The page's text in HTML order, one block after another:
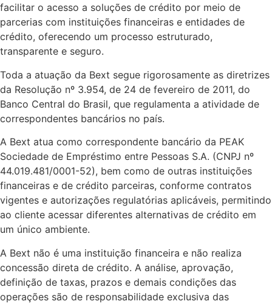
facilitar o acesso a soluções de crédito por meio de
parcerias com instituições financeiras e entidades de
crédito, oferecendo um processo estruturado,
transparente e seguro.
Toda a atuação da Bext segue rigorosamente as diretrizes
da Resolução nº 3.954, de 24 de fevereiro de 2011, do
Banco Central do Brasil, que regulamenta a atividade de
correspondentes bancários no país.
A Bext atua como correspondente bancário da PEAK
Sociedade de Empréstimo entre Pessoas S.A. (CNPJ nº
44.019.481/0001-52), bem como de outras instituições
financeiras e de crédito parceiras, conforme contratos
vigentes e autorizações regulatórias aplicáveis, permitindo
ao cliente acessar diferentes alternativas de crédito em
um único ambiente.
A Bext não é uma instituição financeira e não realiza
concessão direta de crédito. A análise, aprovação,
definição de taxas, prazos e demais condições das
operações são de responsabilidade exclusiva das